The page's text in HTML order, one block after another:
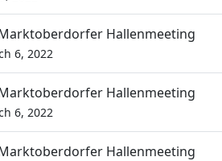
Hallenmeeting
6, 2022
Hallenmeeting
6, 2022
Hallenmeeting